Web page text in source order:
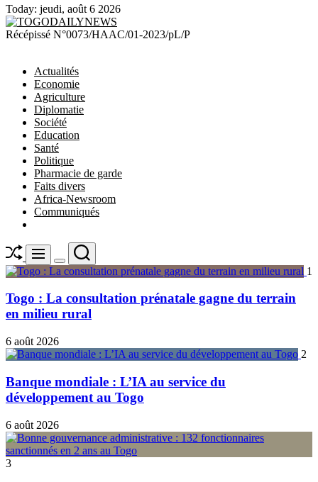
Today: jeudi, août 6 2026
TOGODAILYNEWS
Récépissé N°0073/HAAC/01-2023/pL/P
Actualités
Economie
Agriculture
Diplomatie
Société
Education
Santé
Politique
Pharmacie de garde
Faits divers
Africa-Newsroom
Communiqués
ShuffleMenu
Switch
color
Search
1
Togo : La consultation prénatale gagne du terrain
en milieu rural
6 août 2026
2
Banque mondiale : L’IA au service du
développement au Togo
6 août 2026
3